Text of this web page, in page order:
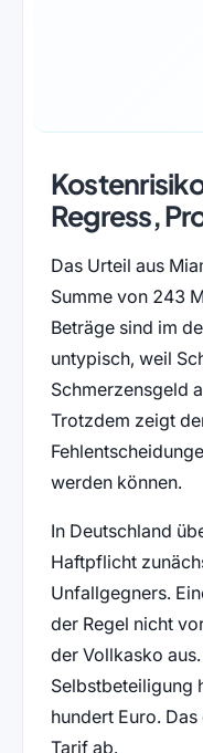
Regress,
Das Urteil aus
Summe von 243
Beträge sind im
untypisch, weil
Schmerzensgeld
Trotzdem zeigt
werden können.
In Deutschland
Haftpflicht
Unfallgegners.
der Regel nicht
der Vollkasko
Selbstbeteiligung
hundert Euro.
Tarif ab.